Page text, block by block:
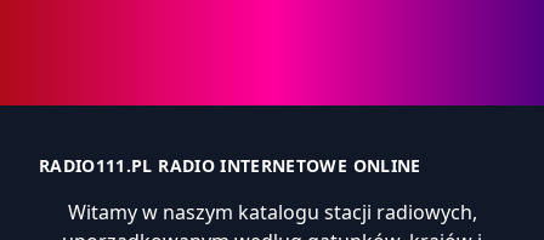
RADIO111.PL RADIO INTERNETOWE ONLINE
Witamy w naszym katalogu stacji radiowych,